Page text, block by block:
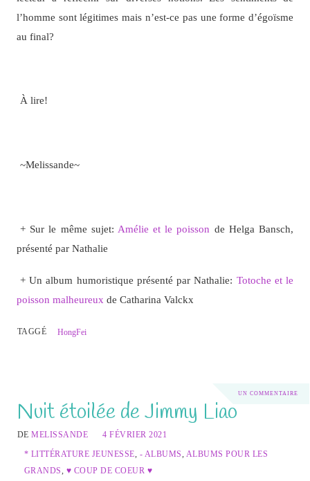
l’homme sont légitimes mais n’est-ce pas une forme d’égoïsme
au final?
À lire!
~Melissande~
+ Sur le même sujet: Amélie et le poisson de Helga Bansch,
présenté par Nathalie
+ Un album humoristique présenté par Nathalie: Totoche et le
poisson malheureux de Catharina Valckx
TAGGÉ HongFei
UN COMMENTAIRE
Nuit étoilée de Jimmy Liao
DEMELISSANDE
4 FÉVRIER 2021
* LITTÉRATURE JEUNESSE, - ALBUMS, ALBUMS POUR LES
GRANDS, ♥ COUP DE COEUR ♥